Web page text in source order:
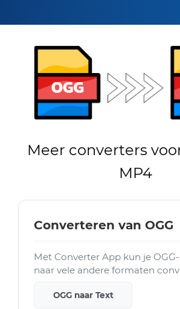
Meer converters
MP4
Converteren van OGG
Met Converter App kun je
naar vele andere formaten
OGG naar Text